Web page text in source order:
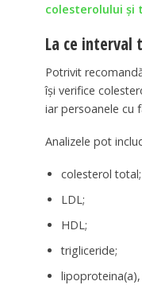
colesterolului și
La ce interval
Potrivit
își verifice
iar persoanele cu
Analizele pot
colesterol total;
LDL;
HDL;
trigliceride;